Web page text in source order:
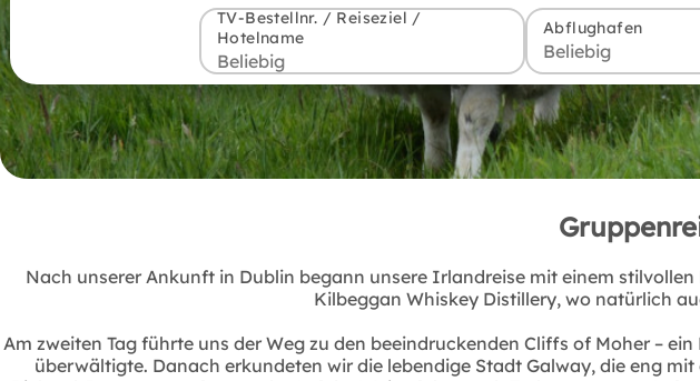
TV-Bestellnr. / Reiseziel /
Hotelname
Abflughafen
Nach unserer Ankunft in Dublin begann unsere Irlandreise mit einem
Kilbeggan Whiskey Distillery, wo natürlich
Am zweiten Tag führte uns der Weg zu den beeindruckenden Cliffs of Moher –
überwältigte. Danach erkundeten wir die lebendige Stadt Galway, die eng